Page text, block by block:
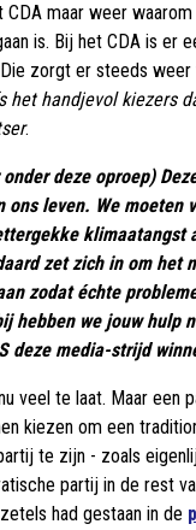
maar weer
is. Bij het CDA is er
Die zorgt er steeds
het handjevol kiezers
.
deze oproep)
ons leven. We moeten
klimaatangst
zet zich in om het
zodat échte
hebben we jouw hulp
deze media-strijd
veel te laat. Maar een
kiezen om een
te zijn - zoals
partij in de rest
had gestaan in de